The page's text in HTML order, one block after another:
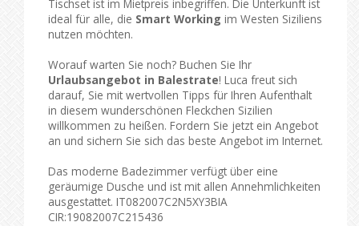
Tischset ist im Mietpreis inbegriffen. Die Unterkunft ist
ideal für alle, die Smart Working im Westen Siziliens
nutzen möchten.
Worauf warten Sie noch? Buchen Sie Ihr
Urlaubsangebot in Balestrate! Luca freut sich
darauf, Sie mit wertvollen Tipps für Ihren Aufenthalt
in diesem wunderschönen Fleckchen Sizilien
willkommen zu heißen. Fordern Sie jetzt ein Angebot
an und sichern Sie sich das beste Angebot im Internet.
Das moderne Badezimmer verfügt über eine
geräumige Dusche und ist mit allen Annehmlichkeiten
ausgestattet. IT082007C2N5XY3BIA
CIR:19082007C215436